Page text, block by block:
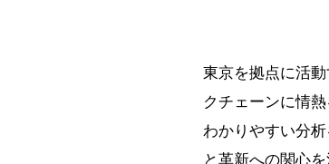
東京を拠点に活
クチェーンに情
わかりやすい分